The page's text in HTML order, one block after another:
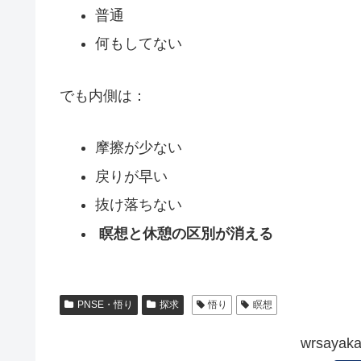
普通
何もしてない
でも内側は：
摩擦が少ない
戻りが早い
抜け落ちない
瞑想と休憩の区別が消える
PNSE・悟り 探求 悟り 瞑想